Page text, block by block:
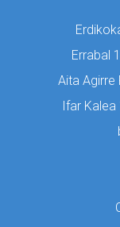
Errabal
Aita Agirre
Ifar Kalea